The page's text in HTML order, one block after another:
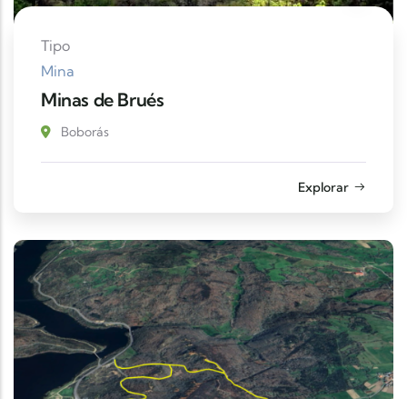
Tipo
Mina
Minas de Brués
Boborás
Explorar